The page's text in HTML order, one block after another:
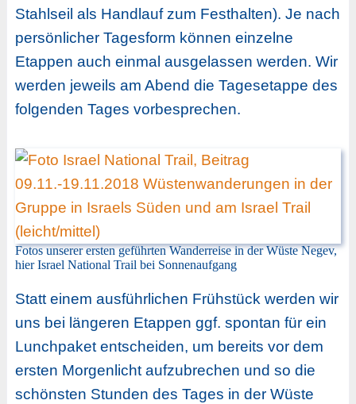
Stahlseil als Handlauf zum Festhalten). Je nach
persönlicher Tagesform können einzelne
Etappen auch einmal ausgelassen werden. Wir
werden jeweils am Abend die Tagesetappe des
folgenden Tages vorbesprechen.
Fotos unserer ersten geführten Wanderreise in der Wüste Negev,
hier Israel National Trail bei Sonnenaufgang
Statt einem ausführlichen Frühstück werden wir
uns bei längeren Etappen ggf. spontan für ein
Lunchpaket entscheiden, um bereits vor dem
ersten Morgenlicht aufzubrechen und so die
schönsten Stunden des Tages in der Wüste